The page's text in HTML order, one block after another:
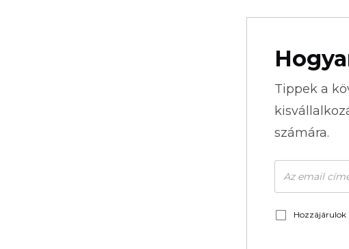
Tippek a
számára.
Hozzájárulok